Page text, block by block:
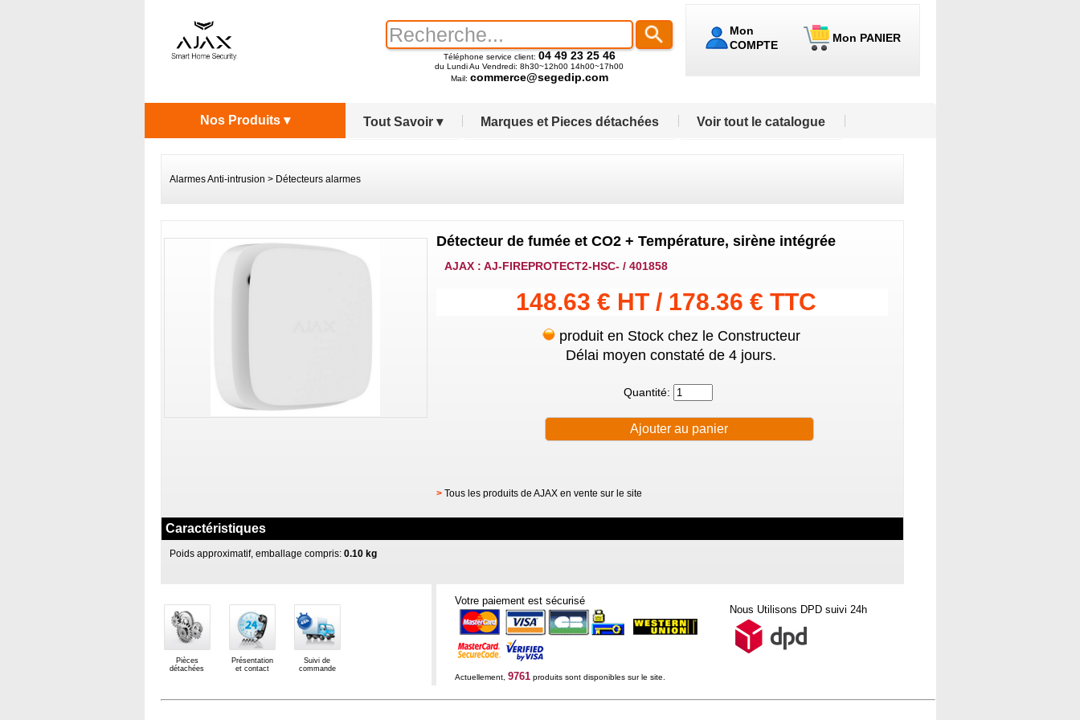
Mon
COMPTE
Mon PANIER
Téléphone service client: 04 49 23 25 46
du Lundi Au Vendredi: 8h30~12h00 14h00~17h00
Mail: commerce@segedip.com
Tout Savoir ▾ Marques et Pieces détachées Voir tout le catalogue
Nos Produits ▾
Alarmes Anti-intrusion > Détecteurs alarmes
Détecteur de fumée et CO2 + Température, sirène intégrée
AJAX : AJ-FIREPROTECT2-HSC- / 401858
148.63 € HT / 178.36 € TTC
produit en Stock chez le Constructeur
Délai moyen constaté de 4 jours.
Quantité:
> Tous les produits de AJAX en vente sur le site
Caractéristiques
Poids approximatif, emballage compris:0.10 kg
Pièces
détachées
Présentation
et contact
Suivi de
commande
Votre paiement est sécurisé
Nous Utilisons DPD suivi 24h
Actuellement, 9761produits sont disponibles sur le site.